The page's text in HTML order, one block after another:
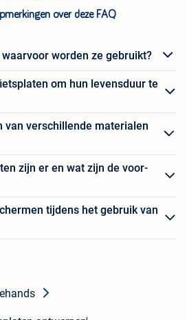
over deze FAQ
worden ze gebruikt?
om hun levensduur te
van verschillende materialen
zijn er en wat zijn de voor-
tijdens het gebruik van